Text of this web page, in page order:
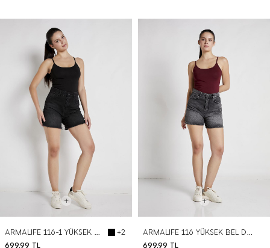
BEDEN SEÇ BEDEN SEÇ
ARMALIFE 116-1 YÜKSEK BEL PAÇA PÜSKÜLLÜ DENIM ŞORT
+2
699,99 TL
ARMALIFE 116 YÜKSEK BEL DENIM ŞORT
699,99 TL